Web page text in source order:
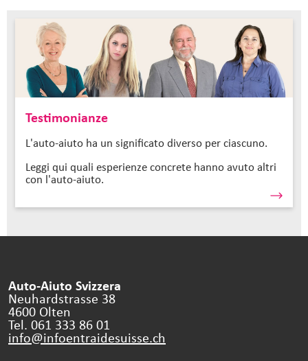
Testimonianze
L'auto-aiuto ha un significato diverso per ciascuno.
Leggi qui quali esperienze concrete hanno avuto altri
con l'auto-aiuto.
Auto-Aiuto Svizzera
Neuhardstrasse 38
4600 Olten
Tel. 061 333 86 01
info@infoentraidesuisse.ch